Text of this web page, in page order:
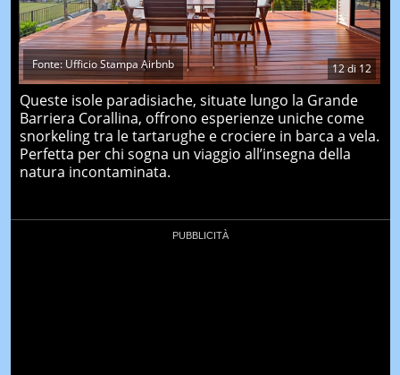
12di12
Fonte: Ufficio Stampa Airbnb
Queste isole paradisiache, situate lungo la Grande
Barriera Corallina, offrono esperienze uniche come
snorkeling tra le tartarughe e crociere in barca a vela.
Perfetta per chi sogna un viaggio all’insegna della
natura incontaminata.